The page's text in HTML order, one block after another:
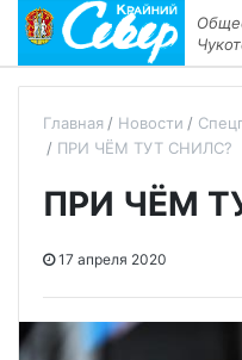
Главная Новости
ПРИ ЧЁМ ТУТ СНИЛС?
ПРИ ЧЁМ
17 апреля 2020